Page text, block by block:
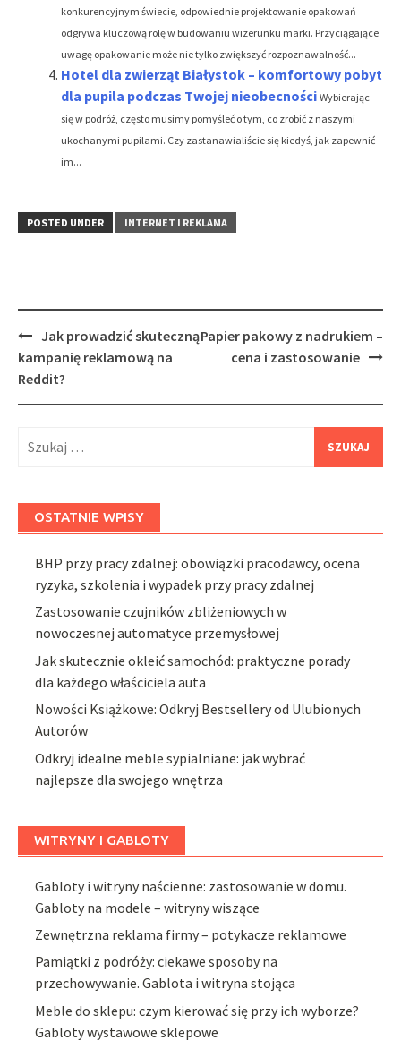
konkurencyjnym świecie, odpowiednie projektowanie opakowań
odgrywa kluczową rolę w budowaniu wizerunku marki. Przyciągające
uwagę opakowanie może nie tylko zwiększyć rozpoznawalność...
Hotel dla zwierząt Białystok – komfortowy pobyt
dla pupila podczas Twojej nieobecności Wybierając
się w podróż, często musimy pomyśleć o tym, co zrobić z naszymi
ukochanymi pupilami. Czy zastanawialiście się kiedyś, jak zapewnić
im...
POSTED UNDER INTERNET I REKLAMA
Post
navigation
Jak prowadzić skuteczną
kampanię reklamową na
Reddit?
Papier pakowy z nadrukiem –
cena i zastosowanie
OSTATNIE WPISY
BHP przy pracy zdalnej: obowiązki pracodawcy, ocena
ryzyka, szkolenia i wypadek przy pracy zdalnej
Zastosowanie czujników zbliżeniowych w
nowoczesnej automatyce przemysłowej
Jak skutecznie okleić samochód: praktyczne porady
dla każdego właściciela auta
Nowości Książkowe: Odkryj Bestsellery od Ulubionych
Autorów
Odkryj idealne meble sypialniane: jak wybrać
najlepsze dla swojego wnętrza
WITRYNY I GABLOTY
Gabloty i witryny naścienne: zastosowanie w domu.
Gabloty na modele – witryny wiszące
Zewnętrzna reklama firmy – potykacze reklamowe
Pamiątki z podróży: ciekawe sposoby na
przechowywanie. Gablota i witryna stojąca
Meble do sklepu: czym kierować się przy ich wyborze?
Gabloty wystawowe sklepowe